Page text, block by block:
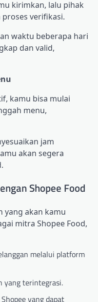
kirimkan, lalu pihak
verifikasi.
waktu beberapa hari
dan valid,
kamu bisa mulai
menu,
jam
akan segera
Shopee Food
yang akan kamu
mitra Shopee Food,
melalui platform
yang terintegrasi.
yang dapat